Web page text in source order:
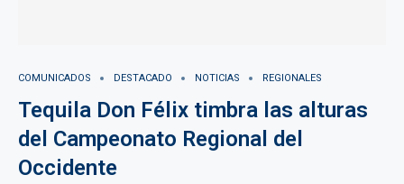
COMUNICADOS DESTACADO NOTICIAS REGIONALES
Tequila Don Félix timbra las alturas
del Campeonato Regional del
Occidente